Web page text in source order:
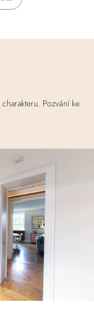
Pozvání ke